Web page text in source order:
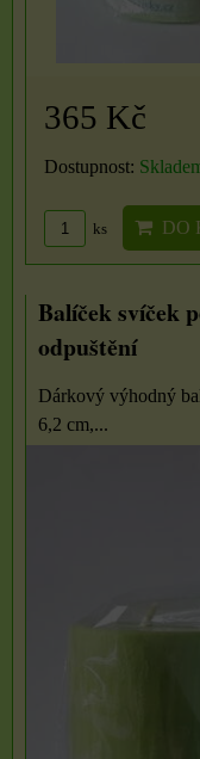
365 Kč
Dostupnost:
ks DO
Balíček svíček
odpuštění
Dárkový výhodný
6,2 cm,...